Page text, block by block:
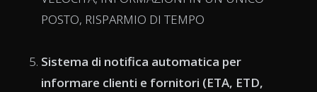
POSTO, RISPARMIO DI TEMPO
Sistema di notifica automatica per
informare clienti e fornitori (ETA, ETD,